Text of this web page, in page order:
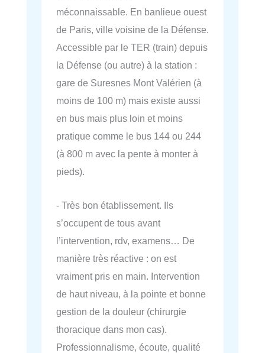
méconnaissable. En banlieue ouest
de Paris, ville voisine de la Défense.
Accessible par le TER (train) depuis
la Défense (ou autre) à la station :
gare de Suresnes Mont Valérien (à
moins de 100 m) mais existe aussi
en bus mais plus loin et moins
pratique comme le bus 144 ou 244
(à 800 m avec la pente à monter à
pieds).
- Très bon établissement. Ils
s’occupent de tous avant
l’intervention, rdv, examens… De
manière très réactive : on est
vraiment pris en main. Intervention
de haut niveau, à la pointe et bonne
gestion de la douleur (chirurgie
thoracique dans mon cas).
Professionnalisme, écoute, qualité